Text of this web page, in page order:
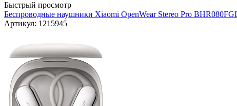
Быстрый просмотр
Беспроводные наушники Xiaomi OpenWear Stereo Pro
Артикул: 1215945